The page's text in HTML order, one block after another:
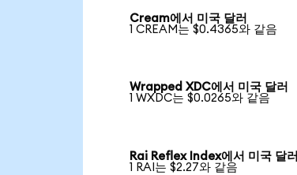
Cream에서 미국 달러
1 CREAM는 $0.4365와 같음
Wrapped XDC에서 미국 달러
1 WXDC는 $0.0265와 같음
Rai Reflex Index에서 미국 달러
1 RAI는 $2.27와 같음